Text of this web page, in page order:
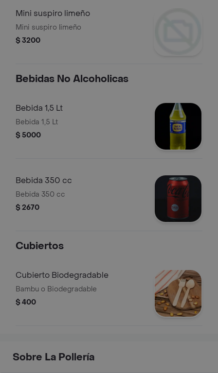
Mini suspiro limeño
Mini suspiro limeño
$ 3200
Bebidas No Alcoholicas
Bebida 1,5 Lt
Bebida 1,5 Lt
$ 5000
Bebida 350 cc
Bebida 350 cc
$ 2670
Cubiertos
Cubierto Biodegradable
Bambu o Biodegradable
$ 400
Sobre La Pollería